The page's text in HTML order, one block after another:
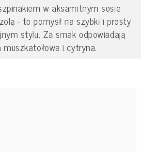
w aksamitnym sosie
- to pomysł na szybki i prosty
stylu. Za smak odpowiadają
i cytryna.